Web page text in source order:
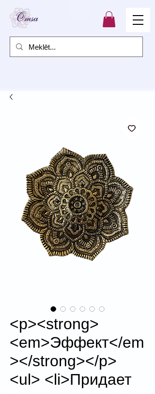
<p><strong>
<em>Эффект</em
></strong></p>
<ul> <li>Придает